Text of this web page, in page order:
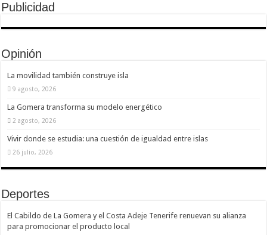
Publicidad
Opinión
La movilidad también construye isla
9 agosto, 2026
La Gomera transforma su modelo energético
2 agosto, 2026
Vivir donde se estudia: una cuestión de igualdad entre islas
26 julio, 2026
Deportes
El Cabildo de La Gomera y el Costa Adeje Tenerife renuevan su alianza
para promocionar el producto local